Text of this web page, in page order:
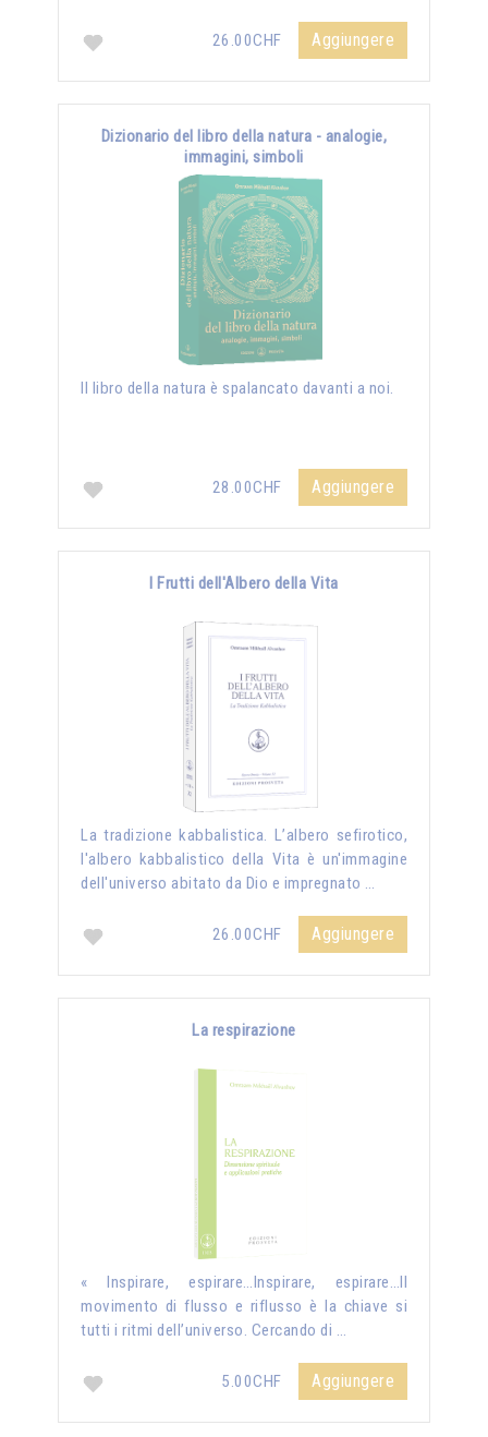
26.00CHF Aggiungere
Dizionario del libro della natura - analogie,
immagini, simboli
Il libro della natura è spalancato davanti a noi.
28.00CHF Aggiungere
I Frutti dell'Albero della Vita
La tradizione kabbalistica. L’albero sefirotico,
l'albero kabbalistico della Vita è un'immagine
dell'universo abitato da Dio e impregnato …
26.00CHF Aggiungere
La respirazione
« Inspirare, espirare…Inspirare, espirare…Il
movimento di flusso e riflusso è la chiave si
tutti i ritmi dell’universo. Cercando di …
5.00CHF Aggiungere